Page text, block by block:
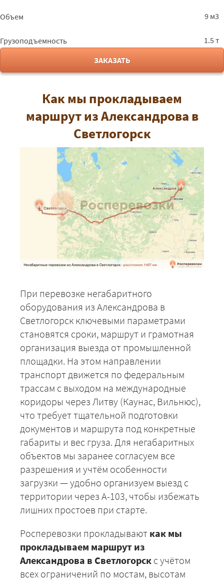
Объем 9 м3
Грузоподъемность
1.5 т
ЗАКАЗАТЬ
Как мы прокладываем
маршрут из Александрова в
Светлогорск
При перевозке негабаритного
оборудования из Александрова в
Светлогорск ключевыми параметрами
становятся сроки, маршрут и грамотная
организация выезда от промышленной
площадки. На этом направлении
транспорт движется по федеральным
трассам с выходом на международные
коридоры через Литву (Каунас, Вильнюс),
что требует тщательной подготовки
документов и маршрута под конкретные
габариты и вес груза. Для негабаритных
объектов мы заранее согласуем все
разрешения и учтём особенности
загрузки — удобно организуем выезд с
территории через А-103, чтобы избежать
лишних простоев при старте.
Росперевозки прокладывают как мы
прокладываем маршрут из
Александрова в Светлогорск с учётом
всех ограничений по мостам, высотам
+7 (499) 520-05-23